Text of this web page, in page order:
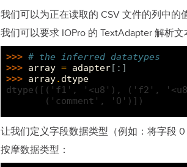
我们可以为正在读取的 CSV 文件的列中的
我们可以要求 IOPro 的 TextAdapter 解析
>>> # the inferred datatypes
>>> array = adapter[:]
>>> array. dtype
dtype([('f1', '<u8'), ('f2',
       ('comment', 'O')])
让我们定义字段数据类型（例如：将字段
按摩数据类型：